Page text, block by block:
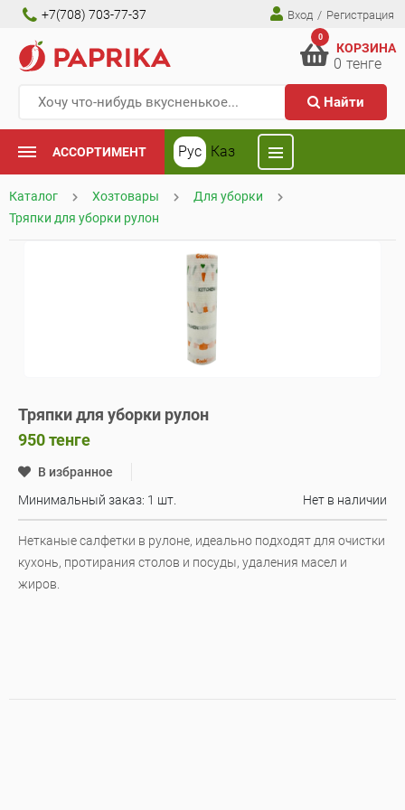
+7(708) 703-77-37 Вход / Регистрация
Найти
0
КОРЗИНА
0 тенге
АССОРТИМЕНТ Рус Каз
Каталог Хозтовары
Для уборки
Тряпки для уборки рулон
Тряпки для уборки рулон
950тенге
В избранное
Минимальный заказ: 1 шт.
Нет в наличии
Нетканые салфетки в рулоне, идеально подходят для очистки
кухонь, протирания столов и посуды, удаления масел и
жиров.